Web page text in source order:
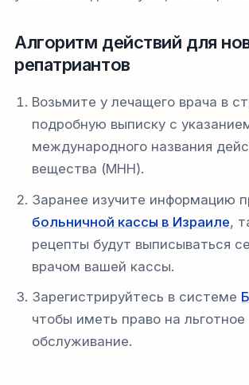
Алгоритм действий для
репатриантов
Возьмите у лечащего врача в
подробную выписку с
международного названия
вещества (МНН).
Заранее изучите информацию
больничной кассы в Израиле,
рецепты будут выписываться
врачом вашей кассы.
Зарегистрируйтесь в системе
чтобы иметь право на льготное
обслуживание.